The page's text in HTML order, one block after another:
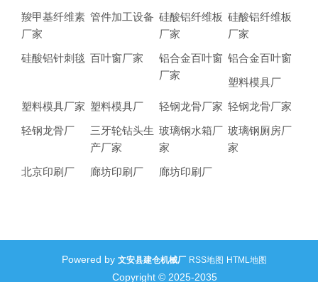
羧甲基纤维素
厂家
管件加工设备 硅酸铝纤维板
厂家
硅酸铝纤维板
厂家
硅酸铝针刺毯 百叶窗厂家
铝合金百叶窗
厂家
铝合金百叶窗
塑料模具厂
塑料模具厂家 塑料模具厂 轻钢龙骨厂家 轻钢龙骨厂家
轻钢龙骨厂
三牙轮钻头生
产厂家
玻璃钢水箱厂
家
玻璃钢厕房厂
家
北京印刷厂
廊坊印刷厂 廊坊印刷厂
Powered by 文安县建仓机械厂 RSS地图 HTML地图
Copyright © 2025-2035